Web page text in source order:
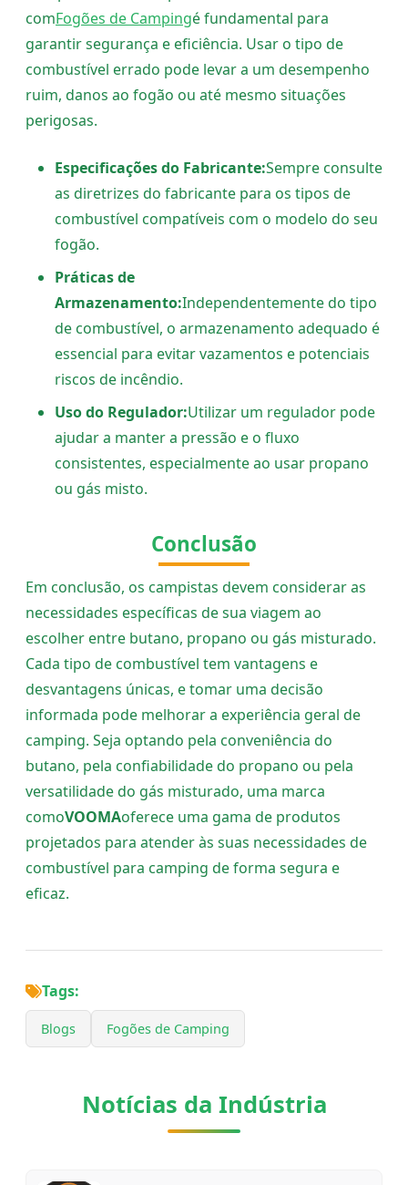
comFogões de Campingé fundamental para
garantir segurança e eficiência. Usar o tipo de
combustível errado pode levar a um desempenho
ruim, danos ao fogão ou até mesmo situações
perigosas.
Especificações do Fabricante:Sempre consulte
as diretrizes do fabricante para os tipos de
combustível compatíveis com o modelo do seu
fogão.
Práticas de
Armazenamento:Independentemente do tipo
de combustível, o armazenamento adequado é
essencial para evitar vazamentos e potenciais
riscos de incêndio.
Uso do Regulador:Utilizar um regulador pode
ajudar a manter a pressão e o fluxo
consistentes, especialmente ao usar propano
ou gás misto.
Conclusão
Em conclusão, os campistas devem considerar as
necessidades específicas de sua viagem ao
escolher entre butano, propano ou gás misturado.
Cada tipo de combustível tem vantagens e
desvantagens únicas, e tomar uma decisão
informada pode melhorar a experiência geral de
camping. Seja optando pela conveniência do
butano, pela confiabilidade do propano ou pela
versatilidade do gás misturado, uma marca
comoVOOMAoferece uma gama de produtos
projetados para atender às suas necessidades de
combustível para camping de forma segura e
eficaz.
Tags:
Blogs Fogões de Camping
Notícias da Indústria